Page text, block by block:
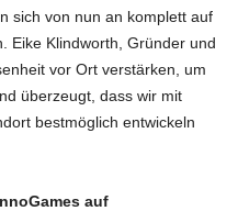
sich von nun an komplett auf
Eike Klindworth, Gründer und
vor Ort verstärken, um
überzeugt, dass wir mit
bestmöglich entwickeln
auf